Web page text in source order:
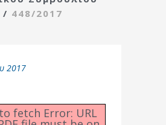
/ 448/2017
2017
fetch Error: URL